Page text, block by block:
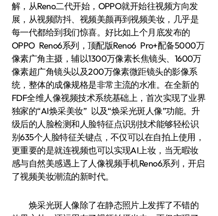
解，从Reno二代开始，OPPO就开始往视频方向发
展，从视频防抖、视频美颜再到视频美妆，几乎是
每一代都给到我们惊喜。好比如上个月底发布的
OPPO Reno6系列，顶配版Reno6 Pro+配备5000万
像素广角主摄，辅以1300万像素长焦镜头、1600万
像素超广角镜头以及200万像素微距镜头的影像系
统，整体的成像规格是非常主流的水准。在全新的
FDF全维人像视频技术系统基础上，首次实现了业界
独家的“AI焕采美妆” 以及“焕采光斑人像”功能。升
级后的人脸检测和人脸特征点识别技术能够轻松识
别635个人脸特征关键点，不仅可以在自拍上使用，
更重要的是就连视频也可以实现AI上妆，当无暇妆
感与自然美感遇上了人像视频手机Reno6系列，开启
了视频美妆潮流的新时代。
焕采光斑人像除了在静态照片上发挥了不错的